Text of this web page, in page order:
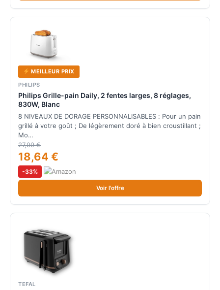
MEILLEUR PRIX
PHILIPS
Philips Grille-pain Daily, 2 fentes larges, 8 réglages,
830W, Blanc
8 NIVEAUX DE DORAGE PERSONNALISABLES : Pour un pain
grillé à votre goût ; De légèrement doré à bien croustillant ;
Mo…
27,99 €
18,64 €
-33%
Voir l'offre
TEFAL